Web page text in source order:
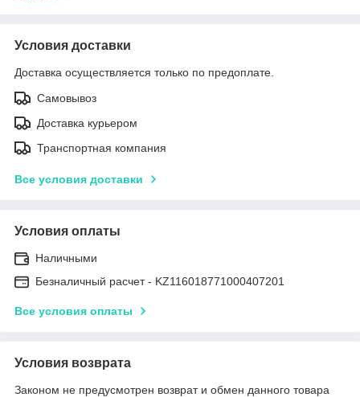
Условия доставки
Доставка осуществляется только по предоплате.
Самовывоз
Доставка курьером
Транспортная компания
Все условия доставки
Условия оплаты
Наличными
Безналичный расчет - KZ116018771000407201
Все условия оплаты
Условия возврата
Законом не предусмотрен возврат и обмен данного товара